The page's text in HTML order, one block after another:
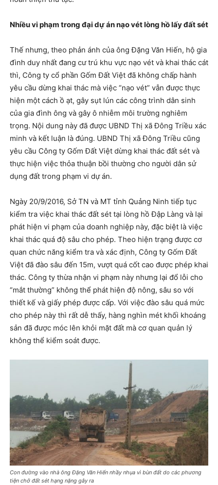
Nhiều vi phạm trong đại dự án nạo vét lòng hồ lấy đất sét
Thế nhưng, theo phản ánh của ông Đặng Văn Hiến, hộ gia
đình duy nhất đang cư trú khu vực nạo vét và khai thác cát
thì, Công ty cổ phần Gốm Đất Việt đã không chấp hành
yêu cầu dừng khai thác mà việc “nạo vét” vẫn được thực
hiện một cách ồ ạt, gây sụt lún các công trình dân sinh
của gia đình ông và gây ô nhiễm môi trường nghiêm
trọng. Nội dung này đã được UBND Thị xã Đông Triều xác
minh và kết luận là đúng. UBND Thị xã Đông Triều cũng
yêu cầu Công ty Gốm Đất Việt dừng khai thác đất sét và
thực hiện việc thỏa thuận bồi thường cho người dân sử
dụng đất trong phạm vi dự án.
Ngày 20/9/2016, Sở TN và MT tỉnh Quảng Ninh tiếp tục
kiểm tra việc khai thác đất sét tại lòng hồ Đập Làng và lại
phát hiện vi phạm của doanh nghiệp này, đặc biệt là việc
khai thác quá độ sâu cho phép. Theo hiện trạng được cơ
quan chức năng kiểm tra và xác định, Công ty Gốm Đất
Việt đã đào sâu đến 15m, vượt quá cốt cao được phép khai
thác. Công ty thừa nhận vi phạm này nhưng lại đổ lỗi cho
“mắt thường” không thể phát hiện độ nông, sâu so với
thiết kế và giấy phép được cấp. Với việc đào sâu quá mức
cho phép này thì rất dễ thấy, hàng nghìn mét khối khoáng
sản đã được móc lên khỏi mặt đất mà cơ quan quản lý
không thể kiểm soát được.
Con đường vào nhà ông Đặng Văn Hiến nhầy nhụa vì bùn đất do các phương
tiện chở đất sét hạng nặng gây ra